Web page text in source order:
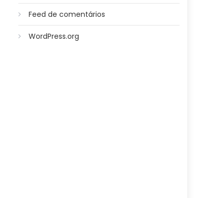
Feed de comentários
WordPress.org